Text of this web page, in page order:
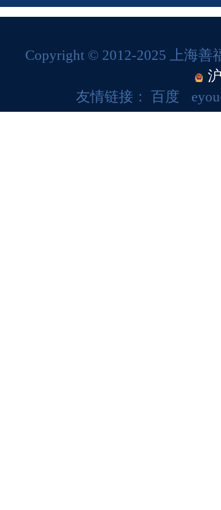
Copyright © 2012-2025 上海
友情链接： 百度